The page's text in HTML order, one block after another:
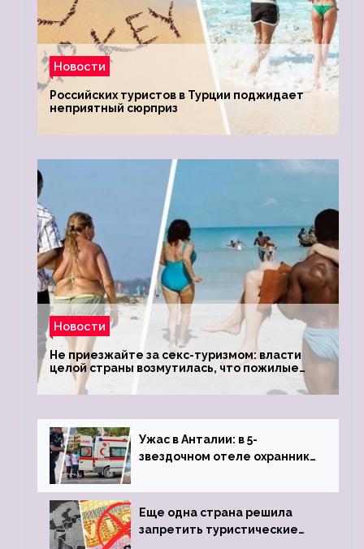
Новости
Российских туристов в Турции поджидает
неприятный сюрприз
Новости
Не приезжайте за секс-туризмом: власти
целой страны возмутилась, что пожилые
туристки массово едут к ним, чтобы
обзавестись молодыми любовниками
Ужас в Анталии: в 5-
звездочном отеле охранник
пистолета
Еще одна страна решила
запретить туристические